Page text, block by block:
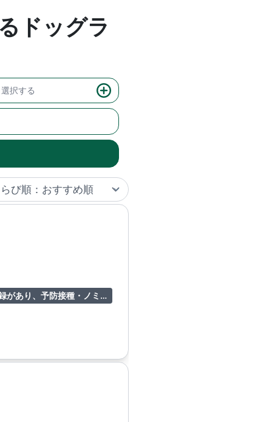
ドッグラ
選択する
当院の患者（カルテ登録があり、予防接種・ノミダニ予防を行っている犬）のみ利用可